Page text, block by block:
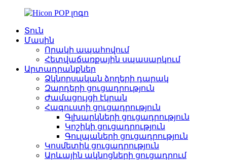
Տուն
Մասին
Որակի ապահովում
Հետվաճառքային սպասարկում
Արտադրանքներ
Ձկնորսական ձողերի դարակ
Զարդերի ցուցադրություն
Ժամացույցի էկրան
Հագուստի ցուցադրություն
Գլխարկների ցուցադրություն
Կոշիկի ցուցադրություն
Գուլպաների ցուցադրություն
Կոսմետիկ ցուցադրություն
Արևային ակնոցների ցուցադրում